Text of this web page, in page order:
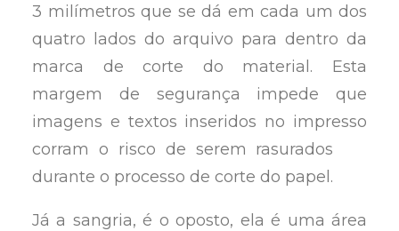
3 milímetros que se dá em cada um dos
quatro lados do arquivo para dentro da
marca de corte do material. Esta
margem de segurança impede que
imagens e textos inseridos no impresso
corram o risco de serem rasurados
durante o processo de corte do papel.
Já a sangria, é o oposto, ela é uma área